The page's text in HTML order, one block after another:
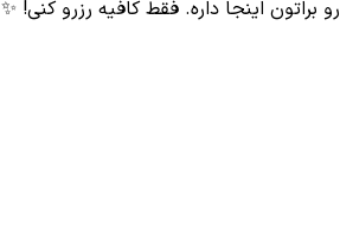
رو براتون اینجا داره. فقط کافیه رزرو کنی! ✨